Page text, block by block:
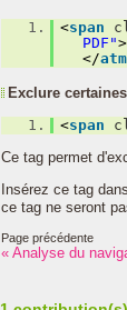
1. <span
PDF"
</
Exclure
1.
<span
Ce tag permet
Insérez ce tag
ce tag ne seront
Page précédente
« Analyse du